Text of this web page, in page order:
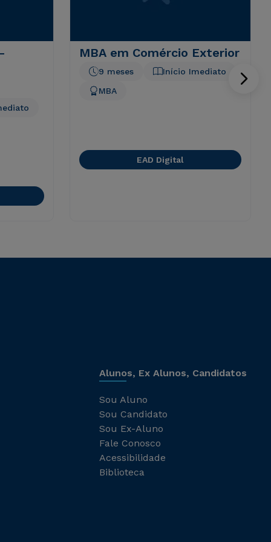
MBA em Comércio Exterior
Início Imediato
9 meses
MBA
EAD Digital
Alunos, Ex Alunos, Candidatos
Sou Aluno
Sou Candidato
Sou Ex-Aluno
Fale Conosco
Acessibilidade
Biblioteca